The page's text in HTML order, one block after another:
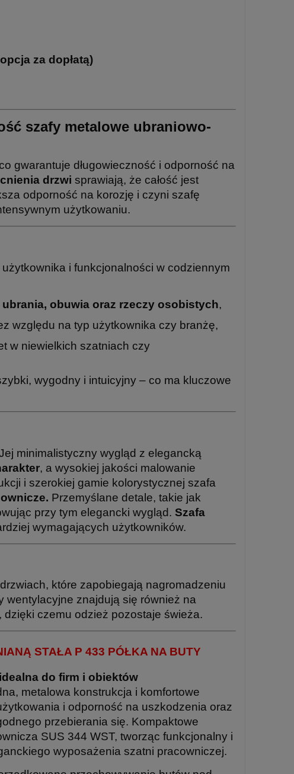
za dopłatą)
szafy metalowe ubraniowo-
gwarantuje długowieczność i odporność na
drzwi sprawiają, że całość jest
odporność na korozję i czyni szafę
użytkowaniu.
i funkcjonalności w codziennym
ubrania, obuwia oraz rzeczy osobistych,
względu na typ użytkownika czy branżę,
w niewielkich szatniach czy
wygodny i intuicyjny – co ma kluczowe
minimalistyczny wygląd z elegancką
, a wysokiej jakości malowanie
i szerokiej gamie kolorystycznej szafa
Przemyślane detale, takie jak
przy tym elegancki wygląd. Szafa
wymagających użytkowników.
które zapobiegają nagromadzeniu
wentylacyjne znajdują się również na
czemu odzież pozostaje świeża.
STAŁA P 433 PÓŁKA NA BUTY
do firm i obiektów
metalowa konstrukcja i komfortowe
i odporność na uszkodzenia oraz
przebierania się. Kompaktowe
SUS 344 WST, tworząc funkcjonalny i
wyposażenia szatni pracowniczej.